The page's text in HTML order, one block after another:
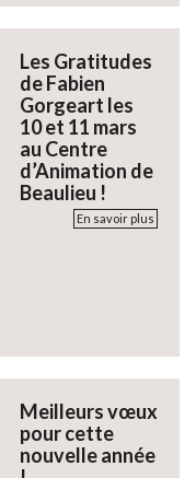
Les Gratitudes
de Fabien
Gorgeart les
10 et 11 mars
au Centre
d’Animation de
Beaulieu !
En savoir plus
Meilleurs vœux
pour cette
nouvelle année